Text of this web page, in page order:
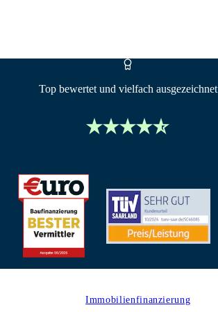
Top bewertet und vielfach ausgezeichnet
Immobilienfinanzierung